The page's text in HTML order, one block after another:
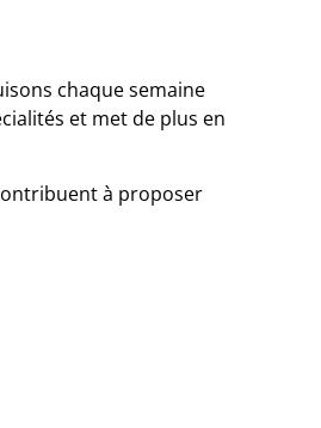
chaque semaine
et met de plus en
à proposer